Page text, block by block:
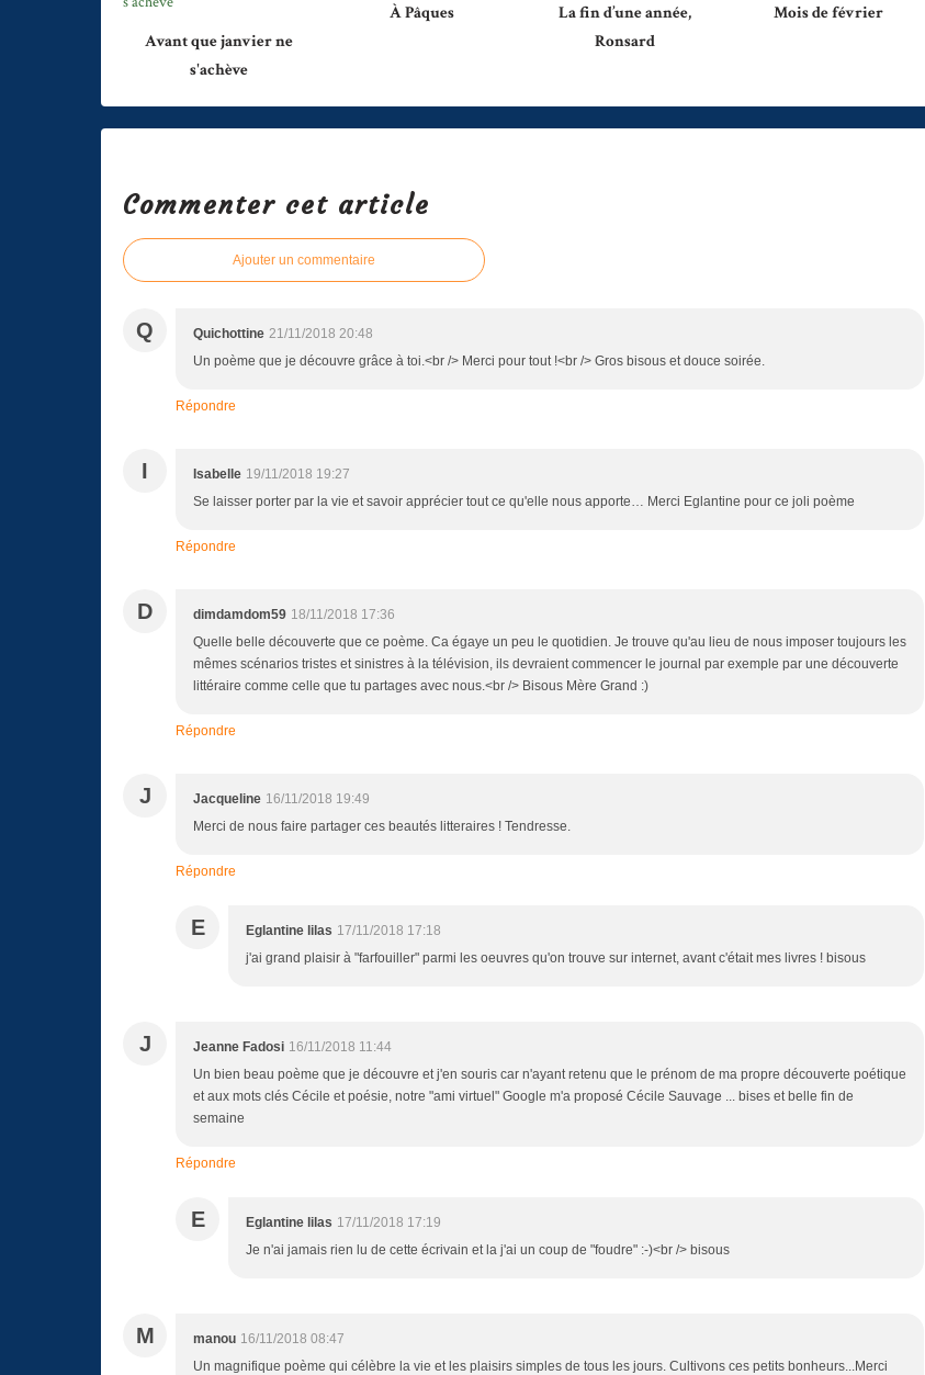
Avant que janvier ne
s'achève
À Pâques
La fin d’une année,
Ronsard
Mois de février
Commenter cet article
Ajouter un commentaire
Q Quichottine 21/11/2018 20:48
Un poème que je découvre grâce à toi.<br /> Merci pour tout !<br /> Gros bisous et douce soirée.
Répondre
I Isabelle 19/11/2018 19:27
Se laisser porter par la vie et savoir apprécier tout ce qu'elle nous apporte… Merci Eglantine pour ce joli poème
Répondre
D dimdamdom59 18/11/2018 17:36
Quelle belle découverte que ce poème. Ca égaye un peu le quotidien. Je trouve qu'au lieu de nous imposer toujours les
mêmes scénarios tristes et sinistres à la télévision, ils devraient commencer le journal par exemple par une découverte
littéraire comme celle que tu partages avec nous.<br /> Bisous Mère Grand :)
Répondre
J Jacqueline 16/11/2018 19:49
Merci de nous faire partager ces beautés litteraires ! Tendresse.
Répondre
E Eglantine lilas 17/11/2018 17:18
j'ai grand plaisir à "farfouiller" parmi les oeuvres qu'on trouve sur internet, avant c'était mes livres ! bisous
J Jeanne Fadosi 16/11/2018 11:44
Un bien beau poème que je découvre et j'en souris car n'ayant retenu que le prénom de ma propre découverte poétique
et aux mots clés Cécile et poésie, notre "ami virtuel" Google m'a proposé Cécile Sauvage ... bises et belle fin de
semaine
Répondre
E Eglantine lilas 17/11/2018 17:19
Je n'ai jamais rien lu de cette écrivain et la j'ai un coup de "foudre" :-)<br /> bisous
M manou 16/11/2018 08:47
Un magnifique poème qui célèbre la vie et les plaisirs simples de tous les jours. Cultivons ces petits bonheurs...Merci